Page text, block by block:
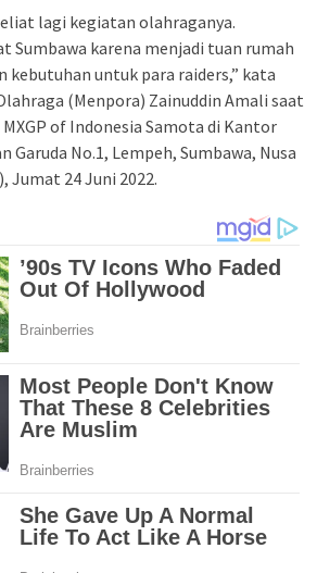
lagi kegiatan olahraganya.
Sumbawa karena menjadi tuan rumah
kebutuhan untuk para raiders,” kata
(Menpora) Zainuddin Amali saat
of Indonesia Samota di Kantor
Garuda No.1, Lempeh, Sumbawa, Nusa
Jumat 24 Juni 2022.